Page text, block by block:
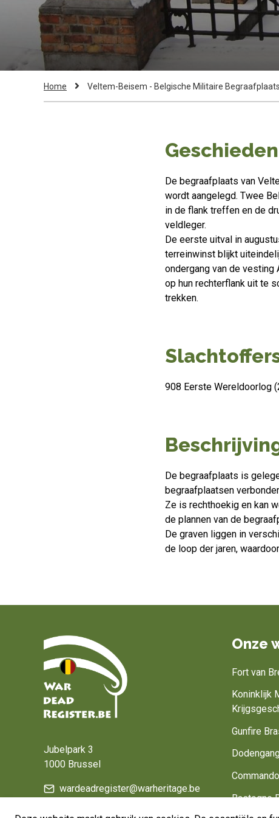
Kruimelpad
Home
Current
Veltem-Beisem - Belgische Militaire Begraafplaats
De begraafplaats van
wordt aangelegd. Twee
in de flank treffen en de
veldleger.
De eerste uitval in
terreinwinst blijkt
ondergang van de
op hun rechterflank uit te
trekken.
908 Eerste Wereldoorlog
De begraafplaats is
begraafplaatsen
Ze is rechthoekig en kan
de plannen van de
De graven liggen in
de loop der jaren,
Jubelpark 3
1000 Brussel
wardeadregister@warheritage.be
Onze
Fort van
Koninklijk
Gunfire
Bastogne